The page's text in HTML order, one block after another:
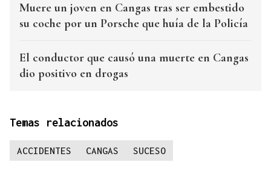
Muere un joven en Cangas tras ser embestido
su coche por un Porsche que huía de la Policía
El conductor que causó una muerte en Cangas
dio positivo en drogas
Temas relacionados
ACCIDENTES CANGAS SUCESO